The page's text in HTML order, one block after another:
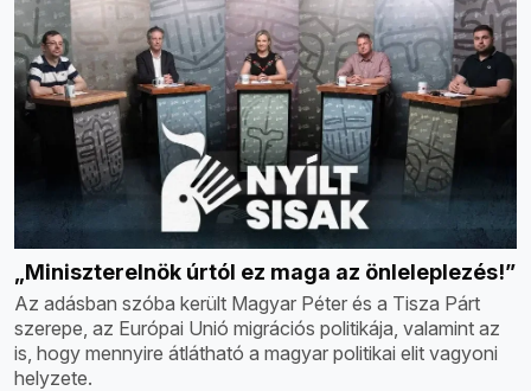
„Miniszterelnök úrtól ez maga az önleleplezés!”
Az adásban szóba került Magyar Péter és a Tisza Párt
szerepe, az Európai Unió migrációs politikája, valamint az
is, hogy mennyire átlátható a magyar politikai elit vagyoni
helyzete.